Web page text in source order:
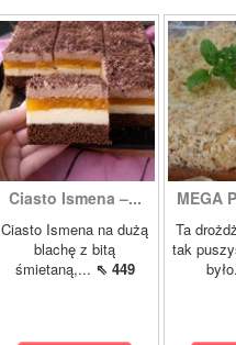
Ciasto Ismena –...
Ciasto Ismena na dużą
blachę z bitą
śmietaną,... ⇖ 449
MEGA
Ta
tak